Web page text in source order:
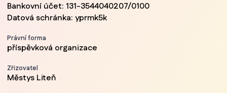
Bankovní účet: 131-3544040207/0100
Datová schránka: yprmk5k
Právní forma
příspěvková organizace
Zřizovatel
Městys Liteň